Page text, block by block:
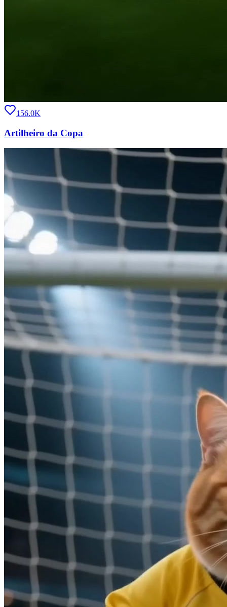
156.0K
Artilheiro da Copa